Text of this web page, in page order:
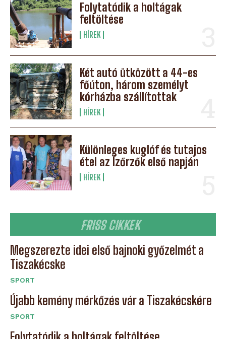
Folytatódik a holtágak
feltöltése
HÍREK
Két autó ütközött a 44-es
főúton, három személyt
kórházba szállítottak
HÍREK
Különleges kuglóf és tutajos
étel az Ízőrzők első napján
HÍREK
FRISS CIKKEK
Megszerezte idei első bajnoki győzelmét a
Tiszakécske
SPORT
Újabb kemény mérkőzés vár a Tiszakécskére
SPORT